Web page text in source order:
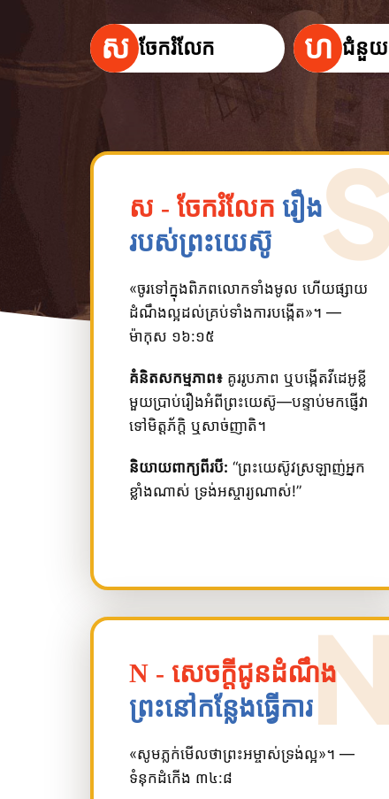
ស ចែករំលែក ហ ជំនួយ
ស - ចែករំលែក រឿង
របស់ព្រះយេស៊ូ
«ចូរ​ទៅ​ក្នុង​ពិភព​លោក​ទាំង​មូល ហើយ​ផ្សាយ​
ដំណឹង​ល្អ​ដល់​គ្រប់​ទាំង​ការ​បង្កើត»។ —
ម៉ាកុស ១៦:១៥
គំនិតសកម្មភាព៖ គូររូបភាព ឬបង្កើតវីដេអូខ្លី
មួយប្រាប់រឿងអំពីព្រះយេស៊ូ—បន្ទាប់មកផ្ញើវា
ទៅមិត្តភ័ក្តិ ឬសាច់ញាតិ។
និយាយពាក្យពីរបី: “ព្រះយេស៊ូវស្រឡាញ់អ្នក
ខ្លាំងណាស់ ទ្រង់អស្ចារ្យណាស់!”
N - សេចក្តីជូនដំណឹង
ព្រះនៅកន្លែងធ្វើការ
«សូម​ភ្លក់​មើល​ថា​ព្រះអម្ចាស់​ទ្រង់​ល្អ»។ —
ទំនុកដំកើង ៣៤:៨